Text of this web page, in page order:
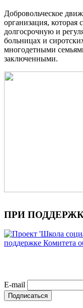
Добровольческое
организация, которая
долгосрочную и
больницах и
многодетными
заключенными.
ПРИ
E-mail